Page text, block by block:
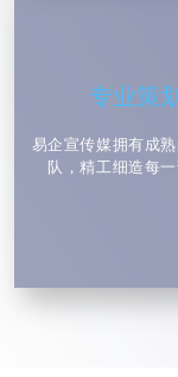
Q
A
在宣传片的拍
专业策划
易企宣传媒拥有成
队，精工细造每